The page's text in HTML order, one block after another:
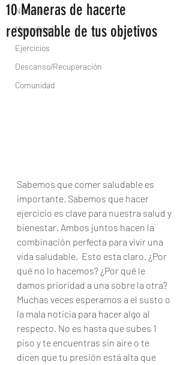
Nutrición
Mentalidad
Ejercicios
Descanso/Recuperación
Comunidad
10 Maneras de hacerte
responsable de tus objetivos
Sabemos que comer saludable es
importante. Sabemos que hacer
ejercicio es clave para nuestra salud y
bienestar. Ambos juntos hacen la
combinación perfecta para vivir una
vida saludable.  Esto esta claro. ¿Por
qué no lo hacemos? ¿Por qué le
damos prioridad a una sobre la otra?
Muchas veces esperamos a el susto o
la mala noticia para hacer algo al
respecto. No es hasta que subes 1
piso y te encuentras sin aire o te
dicen que tu presión está alta que